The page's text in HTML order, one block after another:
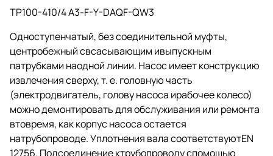
TP100-410/4 A3-F-Y-DAQF-QW3
Одноступенчатый, без соединительной муфты,
центробежный свсасывающим ивыпускным
патрубками наодной линии. Насос имеет конструкцию
извлечения сверху,т. е. головную часть
(электродвигатель, голову насоса ирабочее колесо)
можно демонтировать для обслуживания или ремонта
втовремя, как корпус насоса остается
натрубопроводе. Уплотнения вала соответствуютEN
12756. Подсоединение ктрубопроводу спомощью